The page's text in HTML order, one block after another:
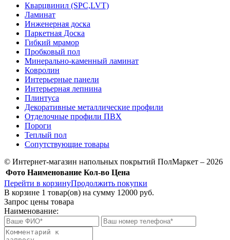
Кварцвинил (SPC,LVT)
Ламинат
Инженерная доска
Паркетная Доска
Гибкий мрамор
Пробковый пол
Минерально-каменный ламинат
Ковролин
Интерьерные панели
Интерьерная лепнина
Плинтуса
Декоративные металлические профили
Отделочные профили ПВХ
Пороги
Теплый пол
Сопутствующие товары
© Интернет-магазин напольных покрытий ПолМаркет – 2026
Фото Наименование Кол-во Цена
Перейти в корзинуПродолжить покупки
В корзине 1 товар(ов) на сумму 12000 руб.
Запрос цены товара
Наименование: